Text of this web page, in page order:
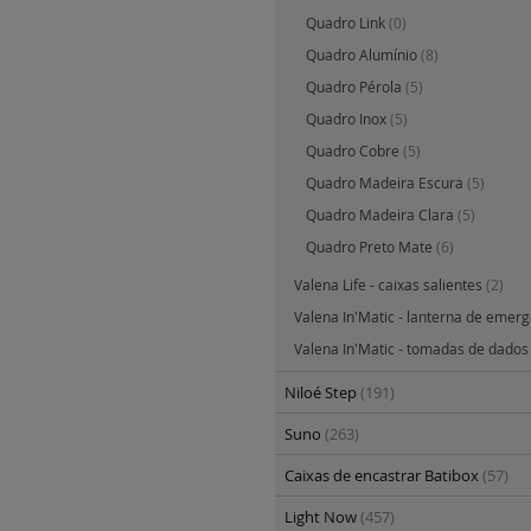
Quadro Link(0)
Quadro Alumínio(8)
Quadro Pérola (5)
Quadro Inox(5)
Quadro Cobre (5)
Quadro Madeira Escura (5)
Quadro Madeira Clara (5)
Quadro Preto Mate (6)
Valena Life - caixas salientes (2)
Valena In'Matic - lanterna de
Valena In'Matic - tomadas de dados
Niloé Step(191)
Suno (263)
Caixas de encastrar Batibox(57)
Light Now(457)